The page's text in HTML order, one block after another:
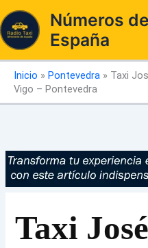
al
contenido
Números
España
Inicio » Pontevedra » Taxi
Vigo – Pontevedra
Taxi